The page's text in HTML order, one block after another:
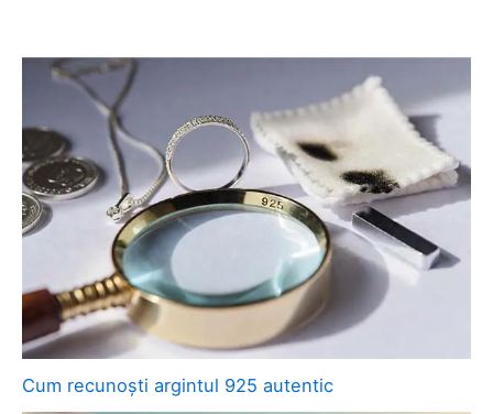
Cum recunoști argintul 925 autentic